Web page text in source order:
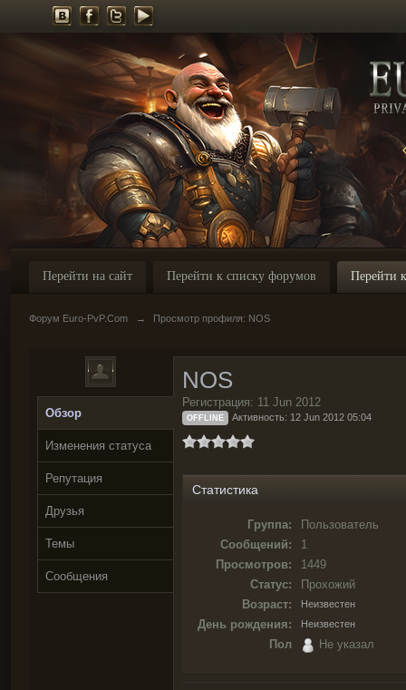
Перейти на сайт Перейти к списку форумов Перейти
Форум Euro-PvP.Com → Просмотр профиля: NOS
Обзор
Изменения статуса
Репутация
Друзья
Темы
Сообщения
NOS
Регистрация: 11 Jun 2012
OFFLINE Активность: 12 Jun 2012 05:04
Статистика
Группа:
Пользователь
Сообщений:
1
Просмотров:
1449
Статус:
Прохожий
Возраст:
Неизвестен
День рождения: Неизвестен
Пол Не указал